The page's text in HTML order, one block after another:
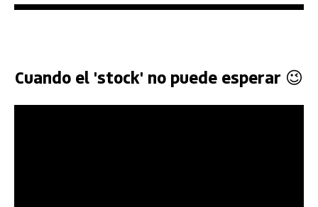
Cuando el 'stock' no puede esperar 😉